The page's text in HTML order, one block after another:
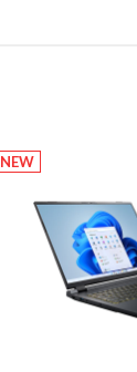
NEW